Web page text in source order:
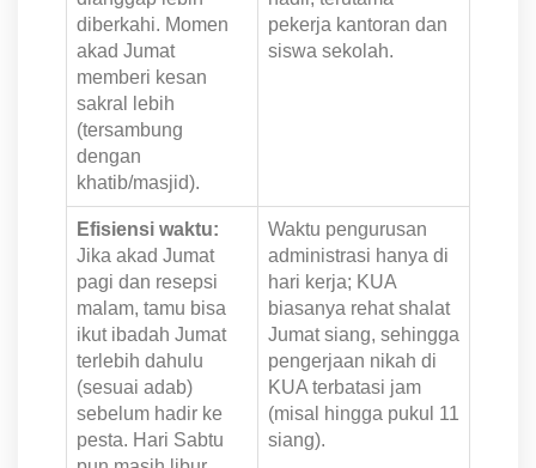
diberkahi. Momen
akad Jumat
memberi kesan
sakral lebih
(tersambung
dengan
khatib/masjid).
pekerja kantoran dan
siswa sekolah.
Efisiensi waktu:
Jika akad Jumat
pagi dan resepsi
malam, tamu bisa
ikut ibadah Jumat
terlebih dahulu
(sesuai adab)
sebelum hadir ke
pesta. Hari Sabtu
Waktu pengurusan
administrasi hanya di
hari kerja; KUA
biasanya rehat shalat
Jumat siang, sehingga
pengerjaan nikah di
KUA terbatasi jam
(misal hingga pukul 11
siang).